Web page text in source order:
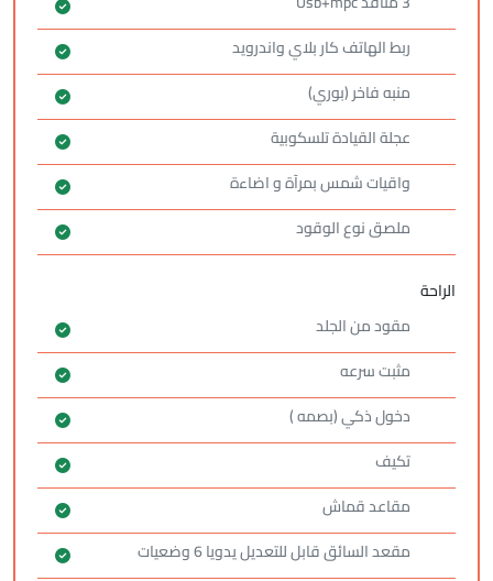
ربط الهاتف كار بلاي واندرويد
منبه فاخر (بوري)
عجلة القيادة تلسكوبية
واقيات شمس بمرآة و اضاءة
ملصق نوع الوقود
الراحة
مقود من الجلد
مثبت سرعه
دخول ذكي (بصمه )
تكيف
مقاعد قماش
مقعد السائق قابل للتعديل يدويا 6 وضعيات